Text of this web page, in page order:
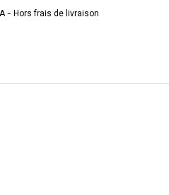
- Hors frais de livraison